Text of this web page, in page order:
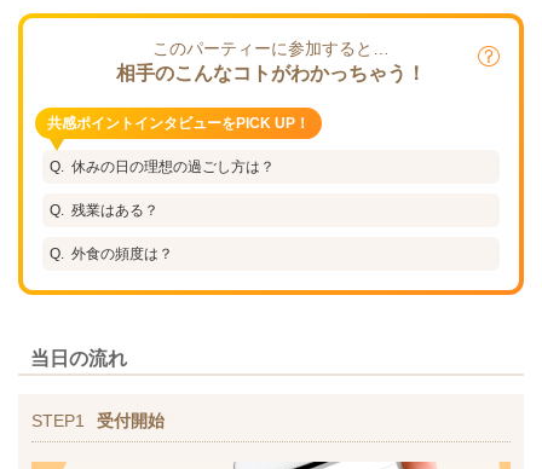
このパーティーに参加すると…
相手のこんなコトがわかっちゃう！
共感ポイントインタビューをPICK UP！
休みの日の理想の過ごし方は？
残業はある？
外食の頻度は？
当日の流れ
STEP1 受付開始